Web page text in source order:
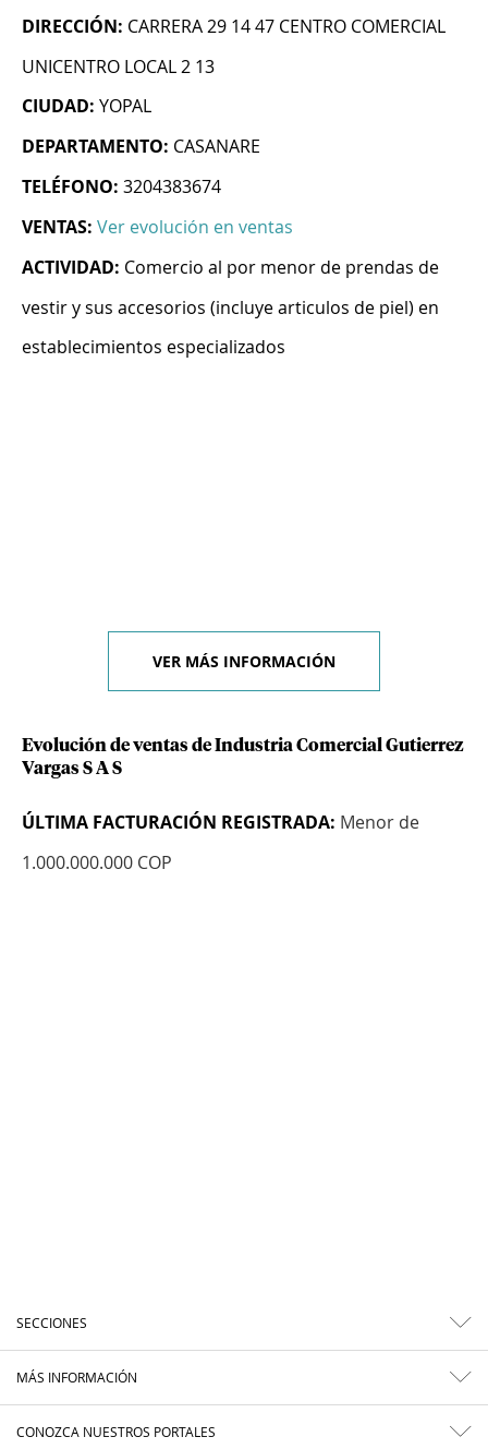
DIRECCIÓN: CARRERA 29 14 47 CENTRO COMERCIAL
UNICENTRO LOCAL 2 13
CIUDAD: YOPAL
DEPARTAMENTO: CASANARE
TELÉFONO: 3204383674
VENTAS: Ver evolución en ventas
ACTIVIDAD: Comercio al por menor de prendas de
vestir y sus accesorios (incluye articulos de piel) en
establecimientos especializados
VER MÁS INFORMACIÓN
Evolución de ventas de Industria Comercial Gutierrez
Vargas S A S
ÚLTIMA FACTURACIÓN REGISTRADA: Menor de
1.000.000.000 COP
SECCIONES
MÁS INFORMACIÓN
CONOZCA NUESTROS PORTALES